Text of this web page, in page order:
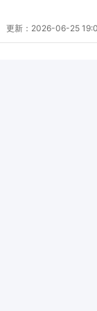
更新： 2026-06-25